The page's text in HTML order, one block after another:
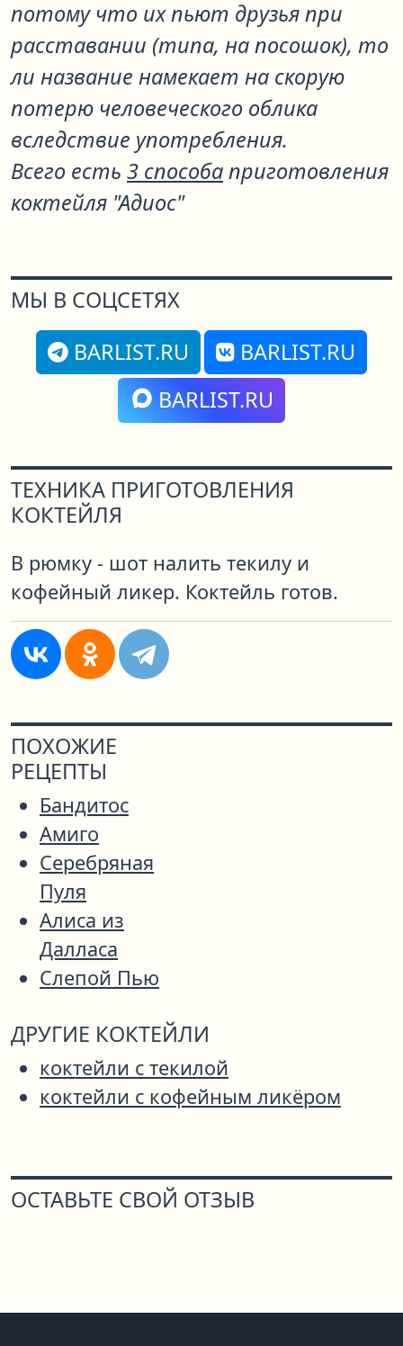
потому что их пьют друзья при
расставании (типа, на посошок), то
ли название намекает на скорую
потерю человеческого облика
вследствие употребления.
Всего есть 3 способаприготовления
коктейля "Адиос"
МЫ В СОЦСЕТЯХ
BARLIST.RU
BARLIST.RU
BARLIST.RU
ТЕХНИКА ПРИГОТОВЛЕНИЯ
КОКТЕЙЛЯ
В рюмку - шот налить текилу и
кофейный ликер. Коктейль готов.
ПОХОЖИЕ
РЕЦЕПТЫ
Бандитос
Амиго
Серебряная
Пуля
Алиса из
Далласа
Слепой Пью
ДРУГИЕ КОКТЕЙЛИ
коктейли с текилой
коктейли с кофейным ликёром
ОСТАВЬТЕ СВОЙ ОТЗЫВ